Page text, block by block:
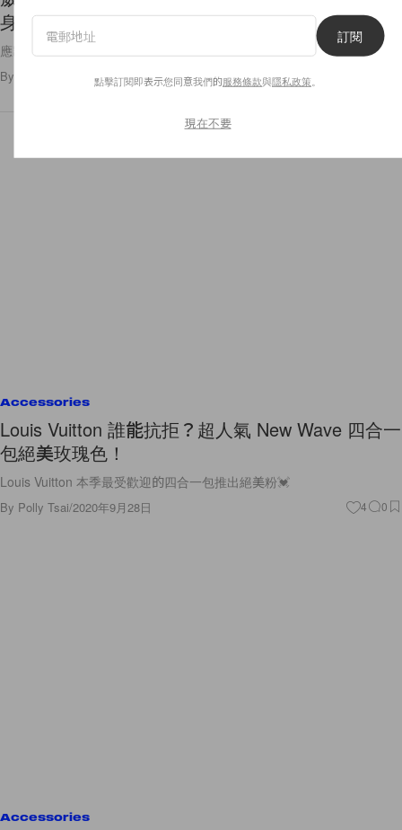
身上的連身裙成熱話！
應該很快就會售罄了吧！
By 2020年9月28日
Accessories
Louis Vuitton 誰能抗拒？超人氣 New Wave 四合一
包絕美玫瑰色！
Louis Vuitton 本季最受歡迎的四合一包推出絕美粉💓
By Polly Tsai/2020年9月28日 4 0
Accessories
訂閱
點擊訂閱即表示您同意我們的服務條款與隱私政策
現在不要